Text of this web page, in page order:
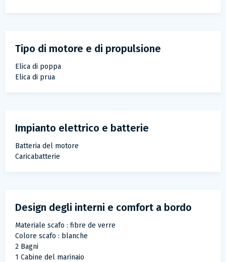
Tipo di motore e di propulsione
Elica di poppa
Elica di prua
Impianto elettrico e batterie
Batteria del motore
Caricabatterie
Design degli interni e comfort a bordo
Materiale scafo : fibre de verre
Colore scafo : blanche
2 Bagni
1 Cabine del marinaio